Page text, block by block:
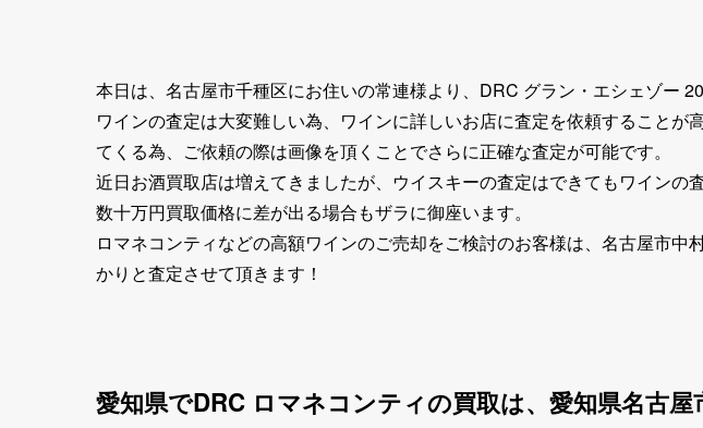
本日は、名古屋市千種区にお住いの常連様より、DRC グラン・エシェゾー
ワインの査定は大変難しい為、ワインに詳しいお店に査定を依頼すること
てくる為、ご依頼の際は画像を頂くことでさらに正確な査定が可能です。
近日お酒買取店は増えてきましたが、ウイスキーの査定はできてもワイン
数十万円買取価格に差が出る場合もザラに御座います。
ロマネコンティなどの高額ワインのご売却をご検討のお客様は、名古屋市
かりと査定させて頂きます！
愛知県でDRC ロマネコンティの買取は、愛知県名古